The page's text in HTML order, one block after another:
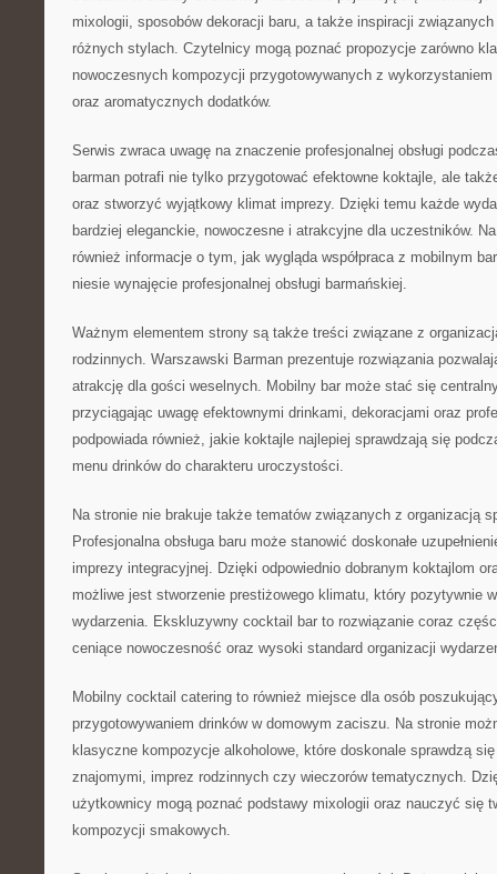
mixologii, sposobów dekoracji baru, a także inspiracji
różnych stylach. Czytelnicy mogą poznać propozycje zarówno
nowoczesnych kompozycji przygotowywanych z
oraz aromatycznych dodatków.
Serwis zwraca uwagę na znaczenie profesjonalnej obsługi
barman potrafi nie tylko przygotować efektowne koktajle, ale
oraz stworzyć wyjątkowy klimat imprezy. Dzięki temu każde
bardziej eleganckie, nowoczesne i atrakcyjne dla uczestników.
również informacje o tym, jak wygląda współpraca z mobilnym
niesie wynajęcie profesjonalnej obsługi barmańskiej.
Ważnym elementem strony są także treści związane z
rodzinnych. Warszawski Barman prezentuje rozwiązania
atrakcję dla gości weselnych. Mobilny bar może stać się
przyciągając uwagę efektownymi drinkami, dekoracjami oraz
podpowiada również, jakie koktajle najlepiej sprawdzają się
menu drinków do charakteru uroczystości.
Na stronie nie brakuje także tematów związanych z organizacją
Profesjonalna obsługa baru może stanowić doskonałe
imprezy integracyjnej. Dzięki odpowiednio dobranym koktajlom
możliwe jest stworzenie prestiżowego klimatu, który pozytywnie
wydarzenia. Ekskluzywny cocktail bar to rozwiązanie coraz
ceniące nowoczesność oraz wysoki standard organizacji
Mobilny cocktail catering to również miejsce dla osób
przygotowywaniem drinków w domowym zaciszu. Na stronie
klasyczne kompozycje alkoholowe, które doskonale sprawdzą
znajomymi, imprez rodzinnych czy wieczorów tematycznych.
użytkownicy mogą poznać podstawy mixologii oraz nauczyć się
kompozycji smakowych.